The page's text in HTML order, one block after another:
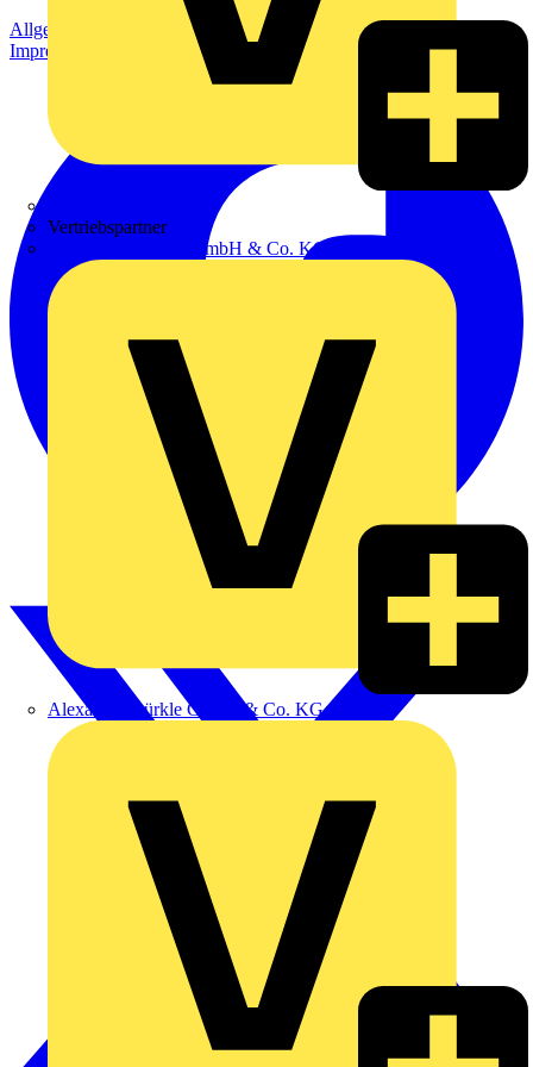
Vertriebspartner
Adalbert Zajadacz GmbH & Co. KG
Alexander Bürkle GmbH & Co. KG
Allgemeine Geschäftsbedingungen
Datenschutzerklärung
Impressum